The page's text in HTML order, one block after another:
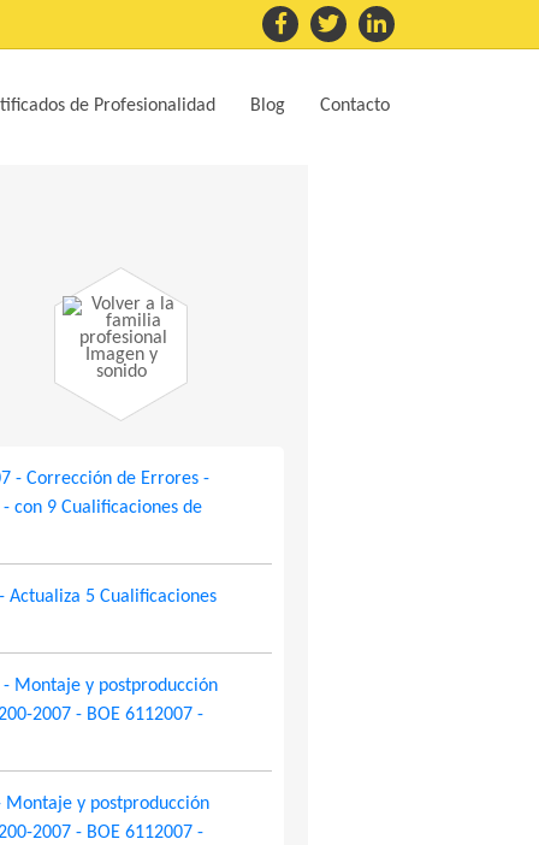
de Profesionalidad Blog Contacto
Imagen y
sonido
- Corrección de Errores -
con 9 Cualificaciones de
Actualiza 5 Cualificaciones
- Montaje y postproducción
2007 - BOE 6112007 -
Montaje y postproducción
2007 - BOE 6112007 -